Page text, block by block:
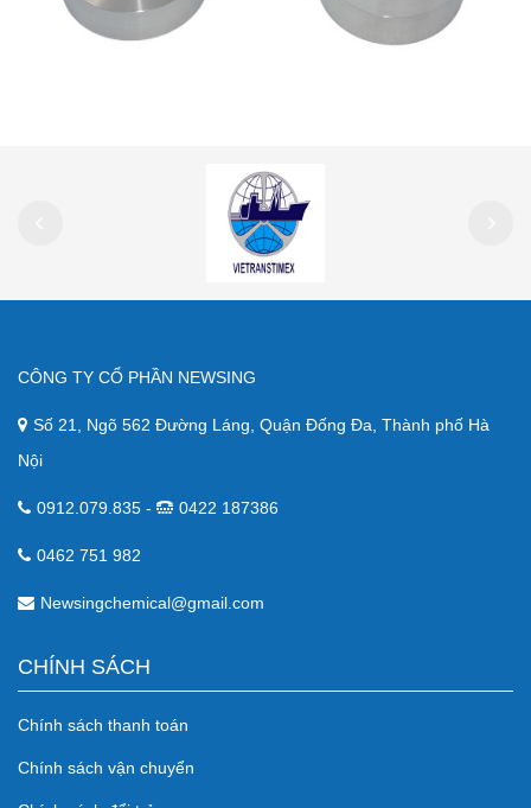
CÔNG TY CỔ PHẦN NEWSING
Số 21, Ngõ 562 Đường Láng, Quận Đống Đa, Thành phố Hà
Nội
0912.079.835 - 0422 187386
0462 751 982
Newsingchemical@gmail.com
CHÍNH SÁCH
Chính sách thanh toán
Chính sách vận chuyển